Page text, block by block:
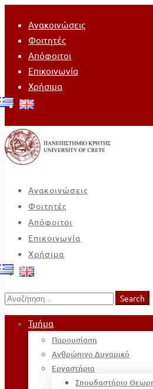
Ανακοινώσεις
Φοιτητές
Απόφοιτοι
Επικοινωνία
Χρήσιμα
Ανακοινώσεις
Φοιτητές
Απόφοιτοι
Επικοινωνία
Χρήσιμα
Search
for:
Search
Τμήμα
Παρουσίαση
Ανθρώπινο Δυναμικό
Εργαστήρια
Σπουδαστήριο